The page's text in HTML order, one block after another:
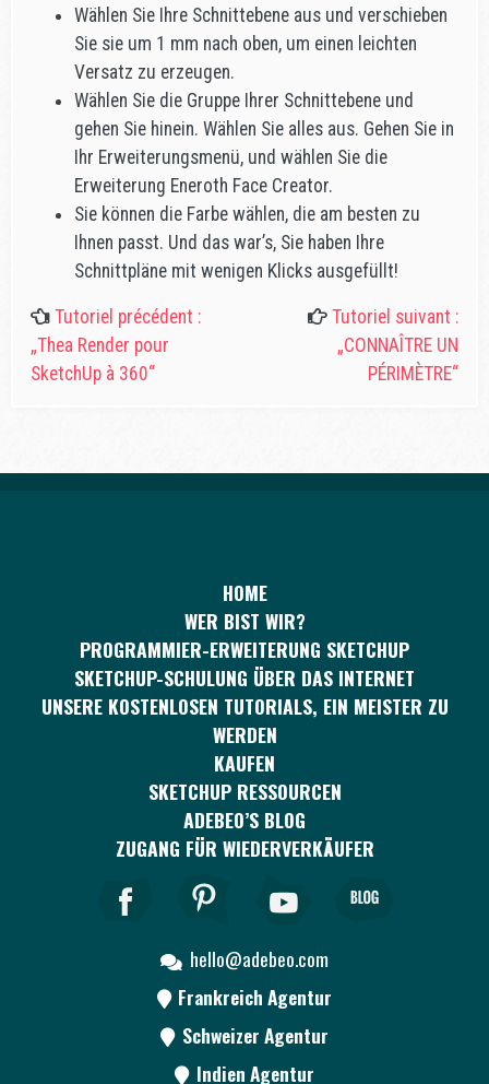
Wählen Sie Ihre Schnittebene aus und verschieben
Sie sie um 1 mm nach oben, um einen leichten
Versatz zu erzeugen.
Wählen Sie die Gruppe Ihrer Schnittebene und
gehen Sie hinein. Wählen Sie alles aus. Gehen Sie in
Ihr Erweiterungsmenü, und wählen Sie die
Erweiterung Eneroth Face Creator.
Sie können die Farbe wählen, die am besten zu
Ihnen passt. Und das war’s, Sie haben Ihre
Schnittpläne mit wenigen Klicks ausgefüllt!
Tutoriel précédent :
„Thea Render pour
SketchUp à 360“
Tutoriel suivant :
„CONNAÎTRE UN
PÉRIMÈTRE“
HOME
WER BIST WIR?
PROGRAMMIER-ERWEITERUNG SKETCHUP
SKETCHUP-SCHULUNG ÜBER DAS INTERNET
UNSERE KOSTENLOSEN TUTORIALS, EIN MEISTER ZU
WERDEN
KAUFEN
SKETCHUP RESSOURCEN
ADEBEO’S BLOG
ZUGANG FÜR WIEDERVERKÄUFER
hello@adebeo.com
Frankreich Agentur
Schweizer Agentur
Indien Agentur